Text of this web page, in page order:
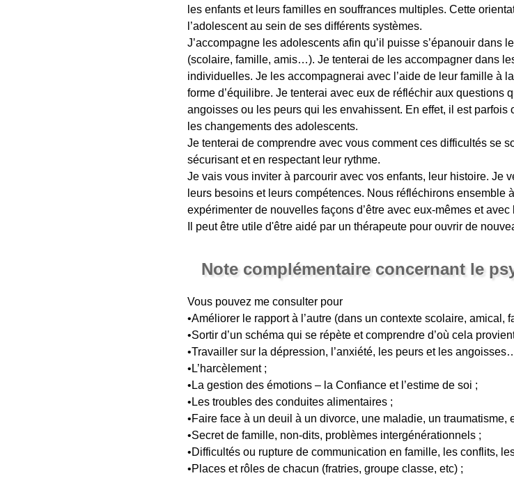
les enfants et leurs familles en souffrances multiples. Cette
l’adolescent au sein de ses différents systèmes.
J’accompagne les adolescents afin qu’il puisse s’épanouir dans
(scolaire, famille, amis…). Je tenterai de les accompagner dans
individuelles. Je les accompagnerai avec l’aide de leur famille à
forme d’équilibre. Je tenterai avec eux de réfléchir aux questions
angoisses ou les peurs qui les envahissent. En effet, il est parfois
les changements des adolescents.
Je tenterai de comprendre avec vous comment ces difficultés se
sécurisant et en respectant leur rythme.
Je vais vous inviter à parcourir avec vos enfants, leur histoire. Je
leurs besoins et leurs compétences. Nous réfléchirons ensemble
expérimenter de nouvelles façons d’être avec eux-mêmes et avec
Il peut être utile d'être aidé par un thérapeute pour ouvrir de
Note complémentaire concernant le
Vous pouvez me consulter pour
•Améliorer le rapport à l’autre (dans un contexte scolaire, amical,
•Sortir d’un schéma qui se répète et comprendre d’où cela
•Travailler sur la dépression, l’anxiété, les peurs et les
•L’harcèlement ;
•La gestion des émotions – la Confiance et l’estime de soi ;
•Les troubles des conduites alimentaires ;
•Faire face à un deuil à un divorce, une maladie, un traumatisme,
•Secret de famille, non-dits, problèmes intergénérationnels ;
•Difficultés ou rupture de communication en famille, les conflits,
•Places et rôles de chacun (fratries, groupe classe, etc) ;